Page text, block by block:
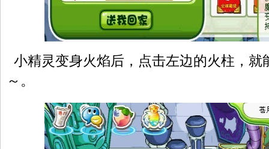
小精灵变身火焰后，点击左边的火柱，就
～。